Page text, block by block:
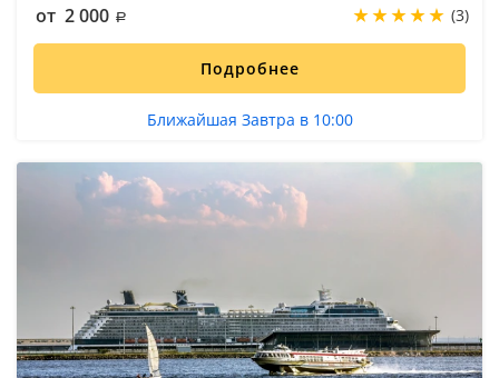
от 2 000 (3)
Подробнее
Ближайшая Завтра в 10:00